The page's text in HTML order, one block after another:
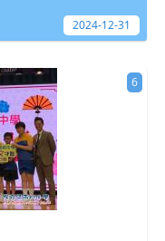
2024-12-31
6